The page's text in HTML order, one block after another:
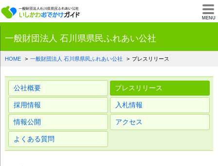
MENU
一般財団法人石川
一般財団法人 石川県県民ふれあい公社
HOME 一般財団法人 石川県県民ふれあい公社 プレスリリース
公社概要 プレスリリース
採用情報 入札情報
情報公開 アクセス
よくある質問